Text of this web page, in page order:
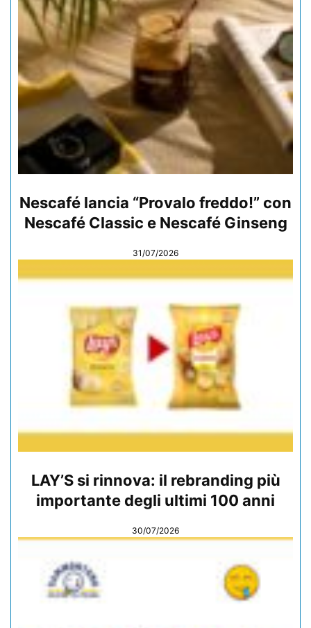
Nescafé lancia “Provalo freddo!” con
Nescafé Classic e Nescafé Ginseng
31/07/2026
LAY’S si rinnova: il rebranding più
importante degli ultimi 100 anni
30/07/2026